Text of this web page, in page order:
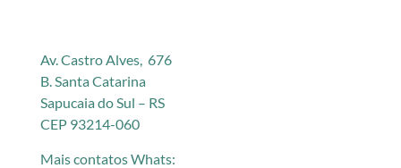
Av. Castro Alves, 676
B. Santa Catarina
Sapucaia do Sul – RS
CEP 93214-060
Mais contatos Whats: